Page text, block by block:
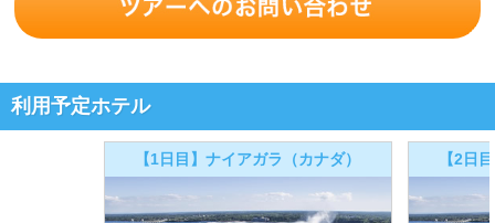
利用予定ホテル
【1日目】ナイアガラ（カナダ） 【2日